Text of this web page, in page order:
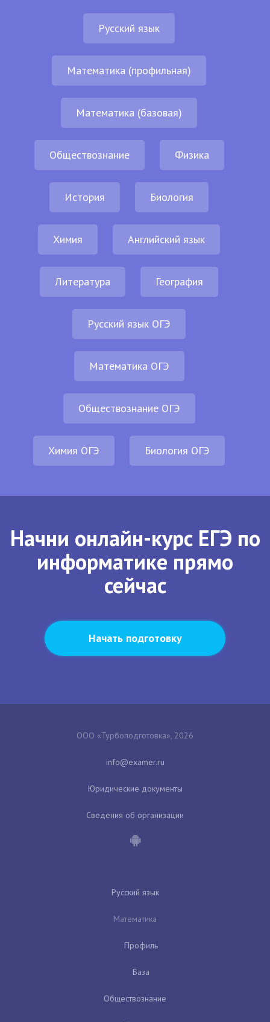
Русский язык
Математика (профильная)
Математика (базовая)
Обществознание Физика
История Биология
Химия Английский язык
Литература География
Русский язык ОГЭ
Математика ОГЭ
Обществознание ОГЭ
Химия ОГЭ Биология ОГЭ
Начни онлайн-курс ЕГЭ по
информатике прямо
сейчас
Начать подготовку
ООО «Турбоподготовка», 2026
Юридические документы
Сведения об организации
Русский язык
Математика
Профиль
База
Обществознание